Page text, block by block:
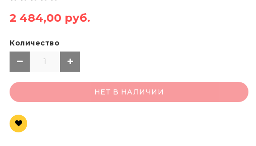
2 484,00 руб.
Количество
НЕТ В НАЛИЧИИ